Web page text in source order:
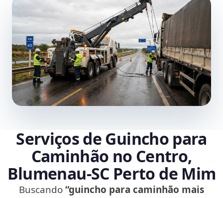
Serviços de Guincho para
Caminhão no Centro,
Blumenau‑SC Perto de Mim
Buscando“guincho para caminhão mais